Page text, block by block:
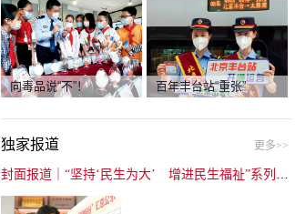
向毒品说“不”！ 百年丰台站“重张”
独家报道 更多>>